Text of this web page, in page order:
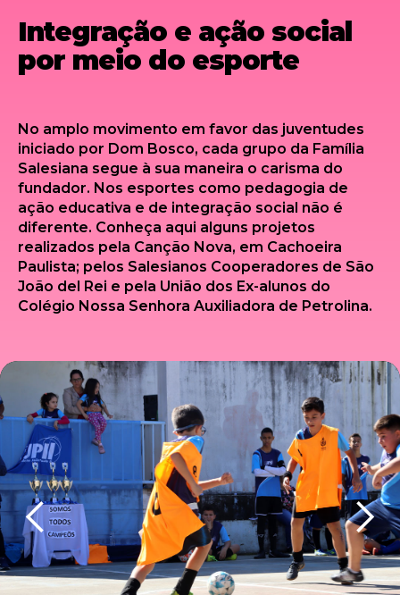
Integração e ação social
por meio do esporte
No amplo movimento em favor das juventudes
iniciado por Dom Bosco, cada grupo da Família
Salesiana segue à sua maneira o carisma do
fundador. Nos esportes como pedagogia de
ação educativa e de integração social não é
diferente. Conheça aqui alguns projetos
realizados pela Canção Nova, em Cachoeira
Paulista; pelos Salesianos Cooperadores de São
João del Rei e pela União dos Ex-alunos do
Colégio Nossa Senhora Auxiliadora de Petrolina.